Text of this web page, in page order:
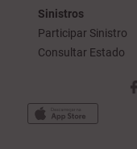
Sinistros
Participar Sinistro
Consultar Estado